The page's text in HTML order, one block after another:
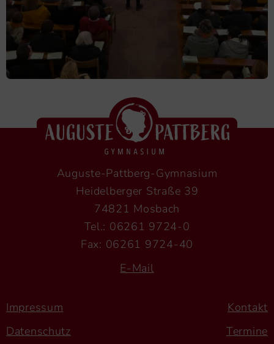
Auguste-Pattberg-Gymnasium
Heidelberger Straße 39
74821 Mosbach
Tel.: 06261 9724-0
Fax: 06261 9724-40
E-Mail
Impressum
Datenschutz
Kontakt
Termine